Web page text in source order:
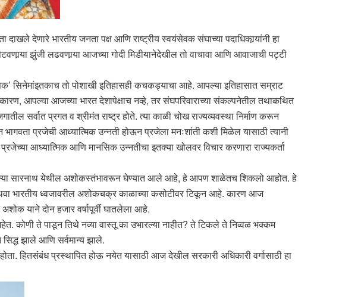
देणारे भारतीय जनता पक्ष आणि राष्ट्रीय स्वयंसेवक संघाच्या पदाधिकार्‍यांनी हा
झुंजी लढवणार्‍या आजच्या गोदी मिडीयानेदेखील तो वाचावा आणि आवाजाची पट्टी
सिनेमांइतकाच तो पोशाखी इतिहासही कचकड्याचा आहे. आपल्या इतिहासात सम्राट
आपल्या आजच्या भारत देशापेक्षाच नव्हे, तर संघपरिवाराच्या संकल्पनेतील तथाकथित
सर्वात प्रगत व श्रीमंत राष्ट्र होते. त्या काळी चोख राज्यव्यवस्था निर्माण करून
प्रजेची आध्यात्मिक उन्नती होऊन प्रजेला मनःशांती कशी मिळेल यासाठी त्यानी
आध्यात्मिक आणि मानसिक उन्नतीचा इतक्या खोलवर विचार करणारा राज्यकर्ता
सारनाथ येथील अशोकस्तंभावरून घेण्यात आले आहे, हे आपण शाळेतच शिकलो आहोत. हे
भारतीय ध्वजावरील अशोकचक्र काळाच्या कसोटीवर टिकून आहे. कारण आज
अशोक याने दोन हजार वर्षापूर्वी घातलेला आहे.
ते पाडून तिथे नव्या वास्तू का उभारल्या नाहीत? ते टिकले ते निव्वळ भक्कम
झाले आणि सर्वमान्य झाले.
हितसंबंध प्रस्थापित होऊ नयेत यासाठी आज देखील सरकारी अधिकारी वर्गासाठी हा